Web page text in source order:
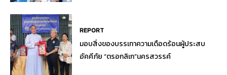
REPORT
มอบสิ่งของบรรเทาความเดือดร้อนผู้ประสบ
อัคคีภัย “ตรอกลิเก”นครสวรรค์